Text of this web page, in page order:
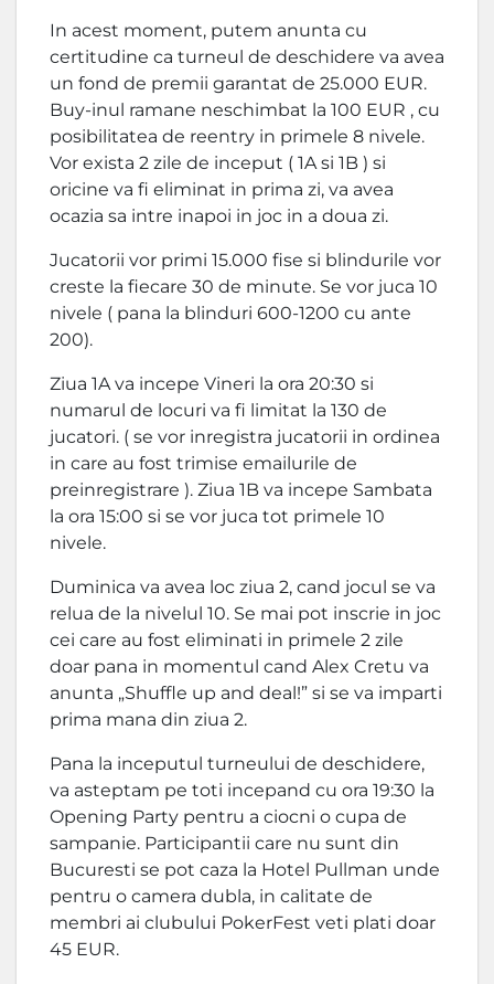
In acest moment, putem anunta cu
certitudine ca turneul de deschidere va avea
un fond de premii garantat de 25.000 EUR.
Buy-inul ramane neschimbat la 100 EUR , cu
posibilitatea de reentry in primele 8 nivele.
Vor exista 2 zile de inceput ( 1A si 1B ) si
oricine va fi eliminat in prima zi, va avea
ocazia sa intre inapoi in joc in a doua zi.
Jucatorii vor primi 15.000 fise si blindurile vor
creste la fiecare 30 de minute. Se vor juca 10
nivele ( pana la blinduri 600-1200 cu ante
200).
Ziua 1A va incepe Vineri la ora 20:30 si
numarul de locuri va fi limitat la 130 de
jucatori. ( se vor inregistra jucatorii in ordinea
in care au fost trimise emailurile de
preinregistrare ). Ziua 1B va incepe Sambata
la ora 15:00 si se vor juca tot primele 10
nivele.
Duminica va avea loc ziua 2, cand jocul se va
relua de la nivelul 10. Se mai pot inscrie in joc
cei care au fost eliminati in primele 2 zile
doar pana in momentul cand Alex Cretu va
anunta „Shuffle up and deal!” si se va imparti
prima mana din ziua 2.
Pana la inceputul turneului de deschidere,
va asteptam pe toti incepand cu ora 19:30 la
Opening Party pentru a ciocni o cupa de
sampanie. Participantii care nu sunt din
Bucuresti se pot caza la Hotel Pullman unde
pentru o camera dubla, in calitate de
membri ai clubului PokerFest veti plati doar
45 EUR.